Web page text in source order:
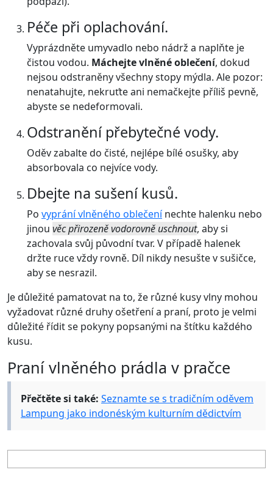
Péče při oplachování.
Vyprázdněte umyvadlo nebo nádrž a naplňte je
čistou vodou. Máchejte vlněné oblečení, dokud
nejsou odstraněny všechny stopy mýdla. Ale pozor:
nenatahujte, nekruťte ani nemačkejte příliš pevně,
abyste se nedeformovali.
Odstranění přebytečné vody.
Oděv zabalte do čisté, nejlépe bílé osušky, aby
absorbovala co nejvíce vody.
Dbejte na sušení kusů.
Po vyprání vlněného oblečenínechte halenku nebo
jinou věc přirozeně vodorovně uschnout, aby si
zachovala svůj původní tvar. V případě halenek
držte ruce vždy rovně. Díl nikdy nesušte v sušičce,
aby se nesrazil.
Je důležité pamatovat na to, že různé kusy vlny mohou
vyžadovat různé druhy ošetření a praní, proto je velmi
důležité řídit se pokyny popsanými na štítku každého
kusu.
Praní vlněného prádla v pračce
Přečtěte si také: Seznamte se s tradičním oděvem
Lampung jako indonéským kulturním dědictvím